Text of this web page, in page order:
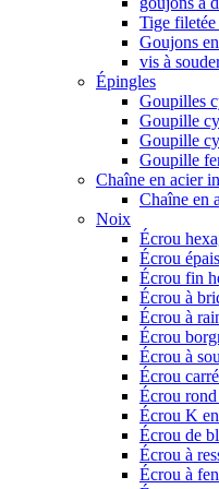
Tige
Goujons
vis à
Épingles
Goupilles
Goupille
Goupille
Goupille
Chaîne en acier
Chaîne en
Noix
Écrou
Écrou
Écrou fin
Écrou à
Écrou à
Écrou
Écrou à
Écrou
Écrou
Écrou K
Écrou de
Écrou à
Écrou à